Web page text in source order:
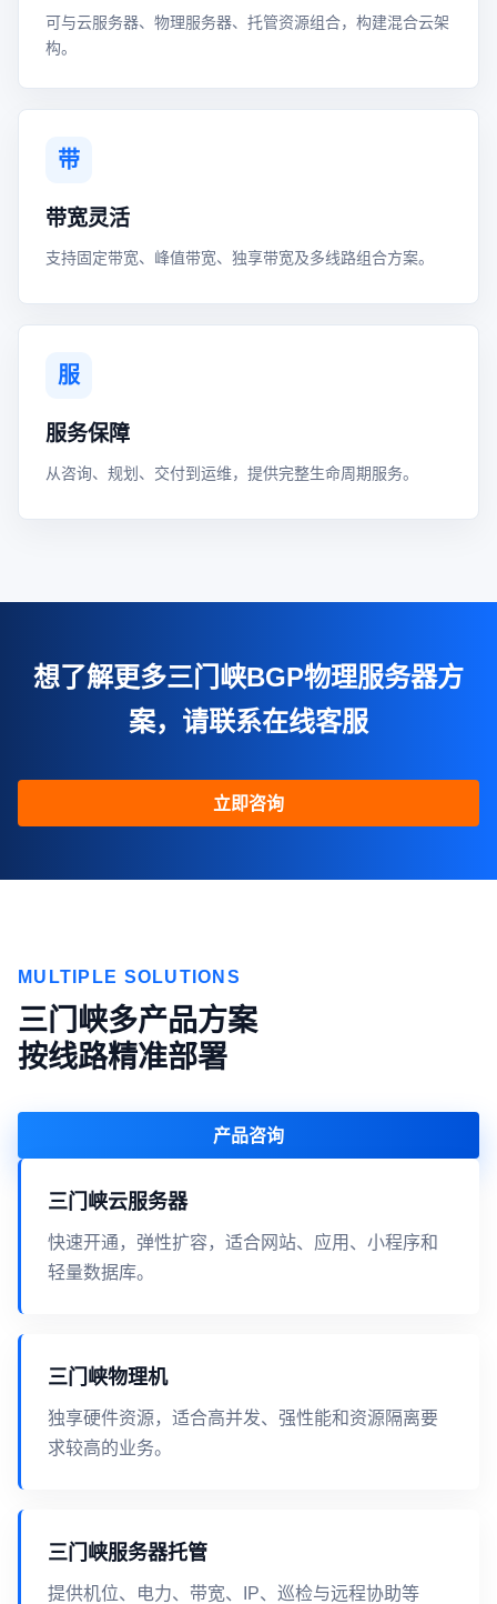
可与云服务器、物理服务器、托管资源组合，构建混合云架
构。
带
带宽灵活
支持固定带宽、峰值带宽、独享带宽及多线路组合方案。
服
服务保障
从咨询、规划、交付到运维，提供完整生命周期服务。
想了解更多三门峡BGP物理服务器方
案，请联系在线客服
立即咨询
MULTIPLE SOLUTIONS
三门峡多产品方案
按线路精准部署
产品咨询
三门峡云服务器
快速开通，弹性扩容，适合网站、应用、小程序和
轻量数据库。
三门峡物理机
独享硬件资源，适合高并发、强性能和资源隔离要
求较高的业务。
三门峡服务器托管
提供机位、电力、带宽、IP、巡检与远程协助等